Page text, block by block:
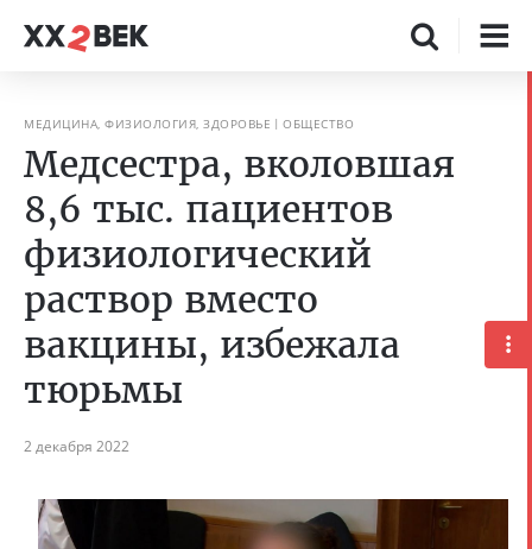
МЕДИЦИНА, ФИЗИОЛОГИЯ, ЗДОРОВЬЕ ОБЩЕСТВО
Медсестра, вколовшая
8,6 тыс. пациентов
физиологический
раствор вместо
вакцины, избежала
тюрьмы
2 декабря 2022